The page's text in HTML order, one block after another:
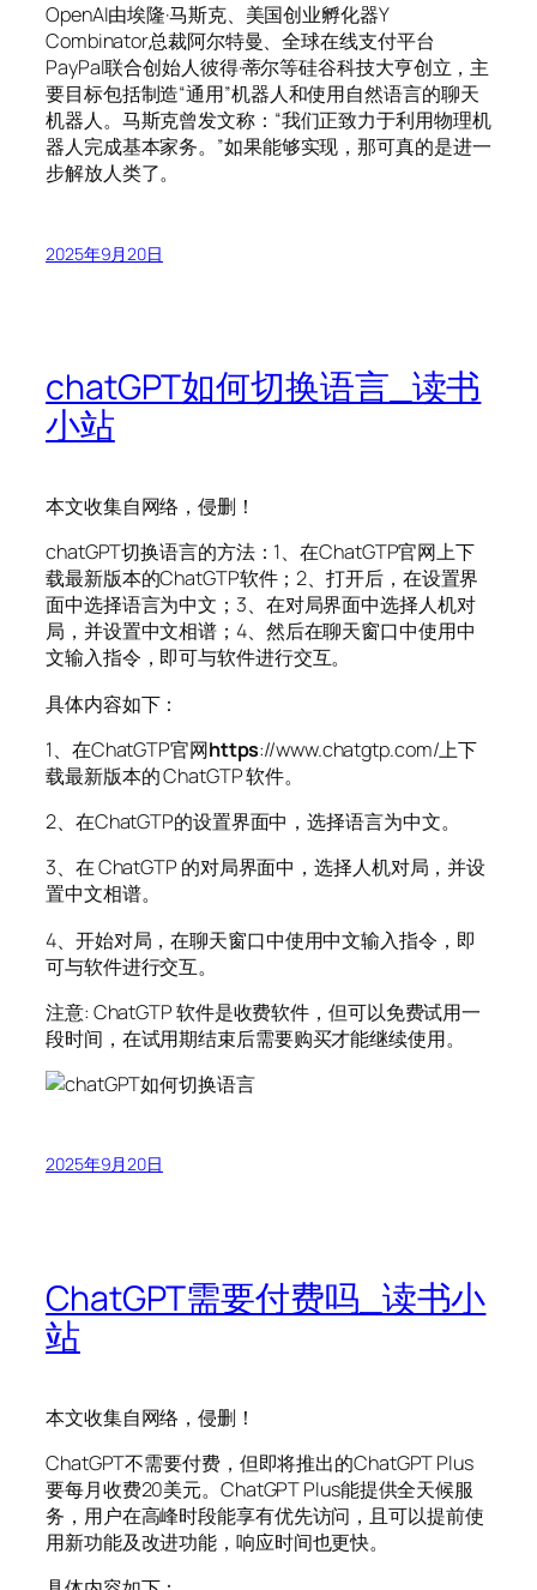
OpenAI由埃隆·马斯克、美国创业孵化器Y
Combinator总裁阿尔特曼、全球在线支付平台
PayPal联合创始人彼得·蒂尔等硅谷科技大亨创立，主
要目标包括制造“通用”机器人和使用自然语言的聊天
机器人。马斯克曾发文称：“我们正致力于利用物理机
器人完成基本家务。”如果能够实现，那可真的是进一
步解放人类了。
2025年9月20日
chatGPT如何切换语言_读书
小站
本文收集自网络，侵删！
chatGPT切换语言的方法：1、在ChatGTP官网上下
载最新版本的ChatGTP软件；2、打开后，在设置界
面中选择语言为中文；3、在对局界面中选择人机对
局，并设置中文相谱；4、然后在聊天窗口中使用中
文输入指令，即可与软件进行交互。
具体内容如下：
1、在ChatGTP官网https://www.chatgtp.com/上下
载最新版本的 ChatGTP 软件。
2、在ChatGTP的设置界面中，选择语言为中文。
3、在 ChatGTP 的对局界面中，选择人机对局，并设
置中文相谱。
4、开始对局，在聊天窗口中使用中文输入指令，即
可与软件进行交互。
注意: ChatGTP 软件是收费软件，但可以免费试用一
段时间，在试用期结束后需要购买才能继续使用。
2025年9月20日
ChatGPT需要付费吗_读书小
站
本文收集自网络，侵删！
ChatGPT不需要付费，但即将推出的ChatGPT Plus
要每月收费20美元。ChatGPT Plus能提供全天候服
务，用户在高峰时段能享有优先访问，且可以提前使
用新功能及改进功能，响应时间也更快。